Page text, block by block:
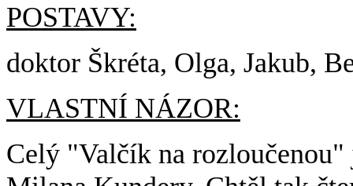
POSTAVY:
doktor Škréta, Olga, Jakub,
VLASTNÍ NÁZOR:
Celý "Valčík na